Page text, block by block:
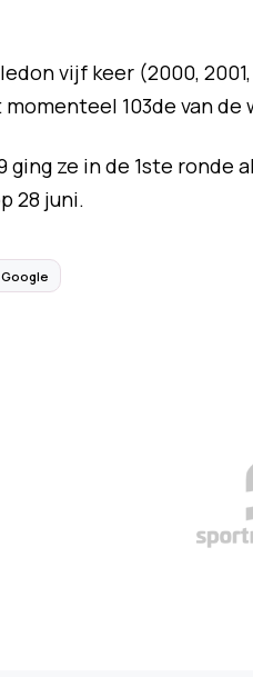
vijf keer (2000,
103de van de
ging ze in de 1ste
28 juni.